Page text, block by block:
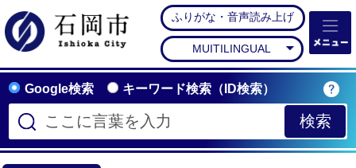
石岡市公式ホームペー
ふりがな・音声読み上げ
MUITILINGUAL
Google検索 キーワード検索（ID検索）